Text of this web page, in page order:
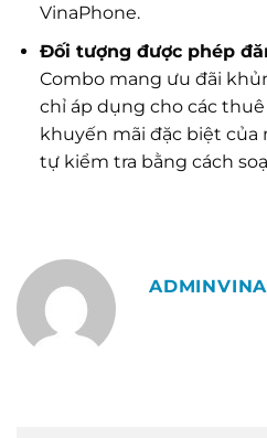
VinaPhone.
Đối tượng được phép
Combo mang ưu đãi
chỉ áp dụng cho các
khuyến mãi đặc biệt của
tự kiểm tra bằng cách
ADMINVINA